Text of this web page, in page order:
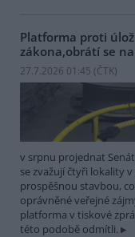
Platforma proti
zákona,obrátí se
27.7.2026 01:45 (ČTK)
v srpnu projednat
se zvažují čtyři lokality
prospěšnou stavbou,
oprávněné veřejné
platforma v tiskové
této podobě odmítli.